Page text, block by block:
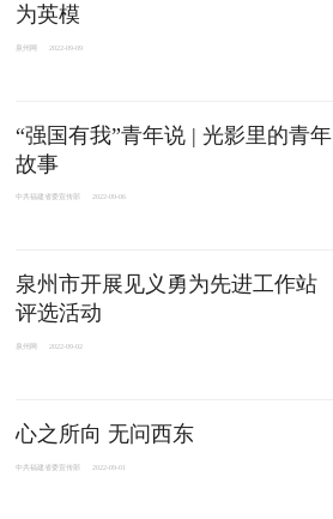
为英模
泉州网 2022-09-09
“强国有我”青年说 | 光影里的青年
故事
中共福建省委宣传部 2022-09-06
泉州市开展见义勇为先进工作站
评选活动
泉州网 2022-09-02
心之所向 无问西东
中共福建省委宣传部 2022-09-01